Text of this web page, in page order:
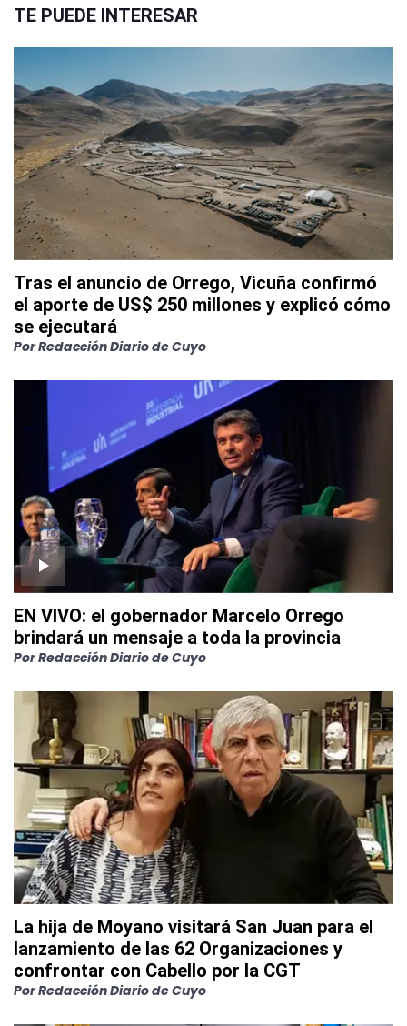
TE PUEDE INTERESAR
Tras el anuncio de Orrego, Vicuña confirmó
el aporte de US$ 250 millones y explicó cómo
se ejecutará
PorRedacción Diario de Cuyo
EN VIVO: el gobernador Marcelo Orrego
brindará un mensaje a toda la provincia
PorRedacción Diario de Cuyo
La hija de Moyano visitará San Juan para el
lanzamiento de las 62 Organizaciones y
confrontar con Cabello por la CGT
PorRedacción Diario de Cuyo